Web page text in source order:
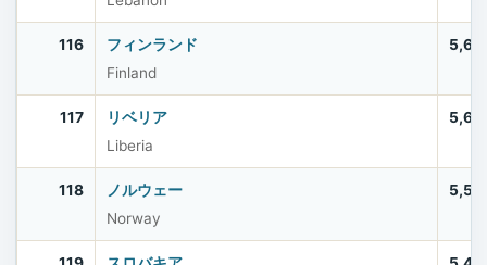
116
フィンランド
Finland
117
リベリア
Liberia
118
ノルウェー
Norway